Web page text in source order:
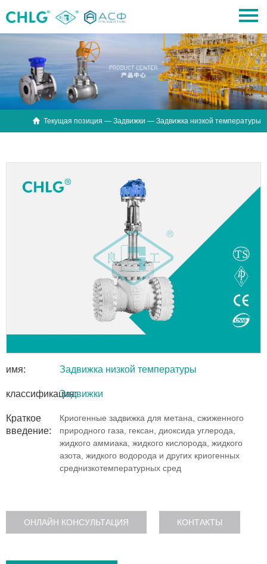
 Текущая позиция — Задвижки — Задвижка низкой температуры
имя: Задвижка низкой температуры
классификация:Задвижки
Краткое
введение:
Криогенные задвижка для метана, сжиженного
природного газа, гексан, диоксида углерода,
жидкого аммиака, жидкого кислорода, жидкого
азота, жидкого водорода и других криогенных
среднизкотемпературных сред
ОНЛАЙН КОНСУЛЬТАЦИЯ КОНТАКТЫ